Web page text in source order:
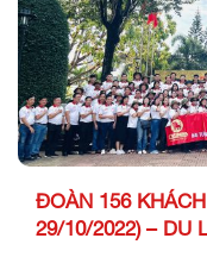
ĐOÀN 156
29/10/2022) – DU